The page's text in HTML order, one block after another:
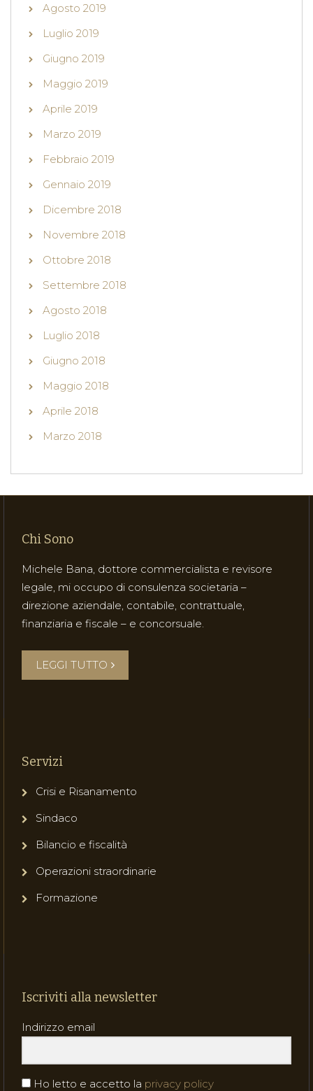
Agosto 2019
Luglio 2019
Giugno 2019
Maggio 2019
Aprile 2019
Marzo 2019
Febbraio 2019
Gennaio 2019
Dicembre 2018
Novembre 2018
Ottobre 2018
Settembre 2018
Agosto 2018
Luglio 2018
Giugno 2018
Maggio 2018
Aprile 2018
Marzo 2018
Chi Sono
Michele Bana, dottore commercialista e revisore
legale, mi occupo di consulenza societaria –
direzione aziendale, contabile, contrattuale,
finanziaria e fiscale – e concorsuale.
LEGGI TUTTO
Servizi
Crisi e Risanamento
Sindaco
Bilancio e fiscalità
Operazioni straordinarie
Formazione
Iscriviti alla newsletter
Indirizzo email
Ho letto e accetto la privacy policy